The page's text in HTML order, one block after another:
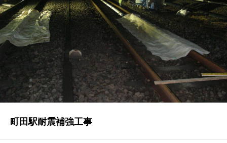
町田駅耐震補強工事